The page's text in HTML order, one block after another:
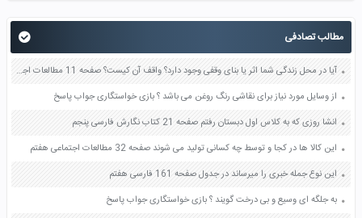
مطالب تصادفی
آیا در محل زندگی شما اثر یا بنای وقفی وجود دارد؟ واقف آن کیست؟ صفحه 11 مطالعات اجتماعی هشتم
از وسایل مورد نیاز برای نقاشی رنگ روغن می باشد ؟ بازی خواستگاری جواب پاسخ
انشا روزی که به کلاس اول دبستان رفتم صفحه 21 کتاب نگارش فارسی پنجم
این کالا ها در کجا و توسط چه کسانی تولید می شوند صفحه 32 مطالعات اجتماعی هفتم
این نوع جمله خبری را میرساند در جدول صفحه 161 فارسی هفتم
به جلگه ای وسیع و بی درخت گویند ؟ بازی خواستگاری جواب پاسخ